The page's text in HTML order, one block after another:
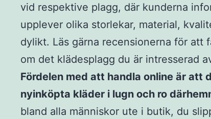
vid respektive plagg, där kunderna
upplever olika storlekar, material,
dylikt. Läs gärna recensionerna för att
om det klädesplagg du är intresserad
Fördelen med att handla online är att
nyinköpta kläder i lugn och ro
bland alla människor ute i butik, du